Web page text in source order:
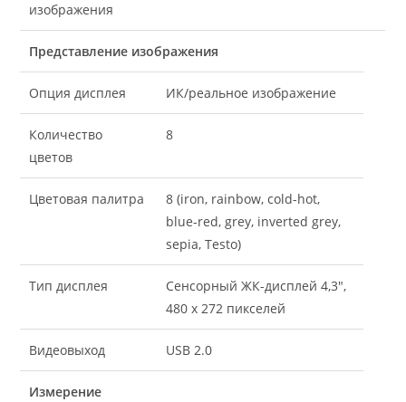
изображения
Представление изображения
Опция дисплея ИК/реальное изображение
Количество
цветов
8
Цветовая палитра
8 (iron, rainbow, cold-hot,
blue-red, grey, inverted grey,
sepia, Testo)
Тип дисплея
Сенсорный ЖК-дисплей 4,3″,
480 x 272 пикселей
Видеовыход USB 2.0
Измерение